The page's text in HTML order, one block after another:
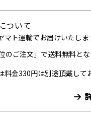
ついて
ト運輸でお届けいたしま
のご注文」で送料無料と
金330円は別途頂戴して